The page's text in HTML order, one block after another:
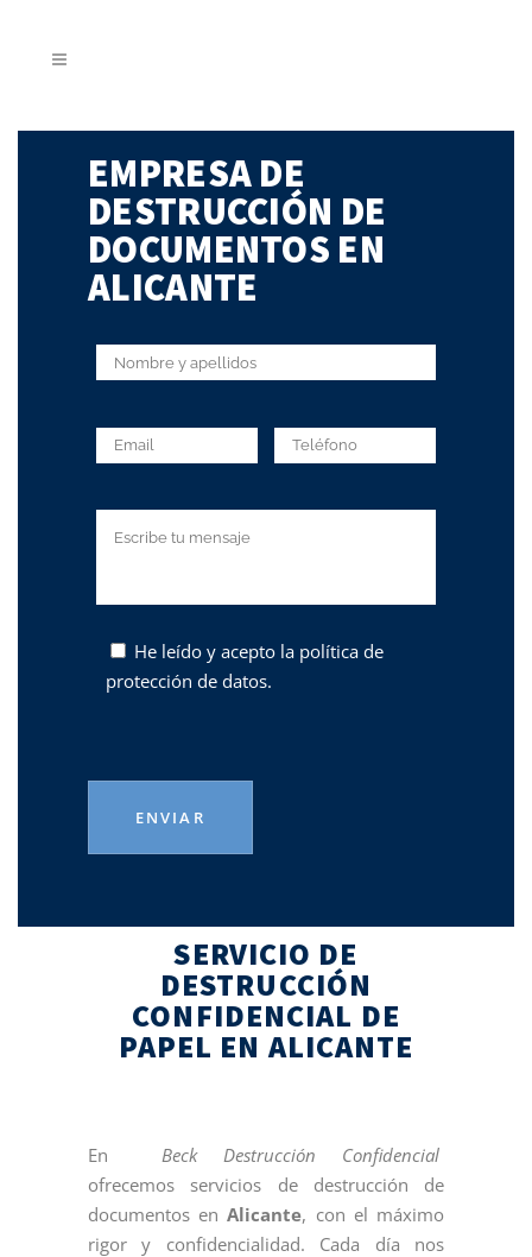
EMPRESA DE
DESTRUCCIÓN DE
DOCUMENTOS EN
ALICANTE
He leído y acepto la política de
protección de datos.
SERVICIO DE
DESTRUCCIÓN
CONFIDENCIAL DE
PAPEL EN ALICANTE
En Beck Destrucción Confidencial
ofrecemos servicios de destrucción de
documentos enAlicante, con el máximo
rigor y confidencialidad. Cada día nos